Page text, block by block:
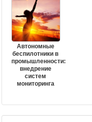
Автономные
беспилотники в
промышленности:
внедрение
систем
мониторинга